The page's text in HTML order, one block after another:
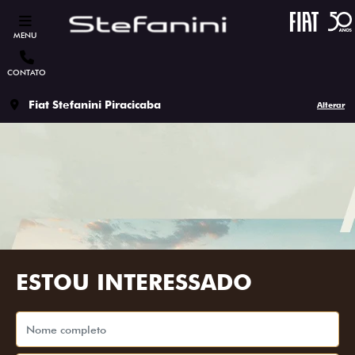
MENU
CONTATO
Fiat Stefanini Piracicaba Alterar
ESTOU INTERESSADO